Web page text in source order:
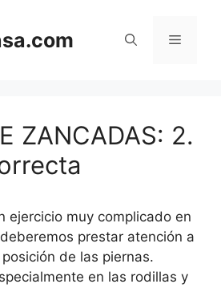
Menú
ZANCADAS: 2.
ejercicio muy complicado en
prestar atención a
de las piernas.
en las rodillas y